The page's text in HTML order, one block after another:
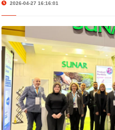
2026-04-27 16:16:01